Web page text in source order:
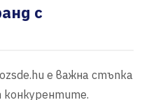
с
е важна стъпка
конкурентите.